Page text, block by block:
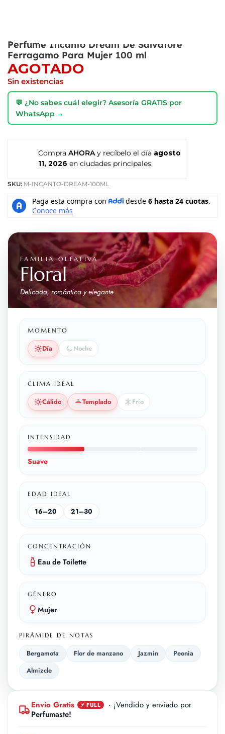
Perfume Incanto Dream De Salvatore
Ferragamo Para Mujer 100 ml
AGOTADO
Sin existencias
💬 ¿No sabes cuál elegir? Asesoría GRATIS por
WhatsApp →
Compra AHORA y recíbelo el día agosto
11, 2026 en ciudades principales.
SKU: M-INCANTO-DREAM-100ML
FAMILIA OLFATIVA
Floral
Delicada, romántica y elegante
MOMENTO
Día Noche
CLIMA IDEAL
Cálido Templado Frío
INTENSIDAD
Suave
EDAD IDEAL
16–20 21–30
CONCENTRACIÓN
Eau de Toilette
GÉNERO
Mujer
PIRÁMIDE DE NOTAS
Bergamota Flor de manzano Jazmin
Peonia
Almizcle
Envío Gratis ⚡ FULL
· ¡Vendido y enviado por
Perfumaste!